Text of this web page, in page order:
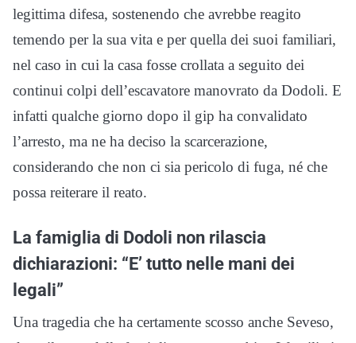
legittima difesa, sostenendo che avrebbe reagito
temendo per la sua vita e per quella dei suoi familiari,
nel caso in cui la casa fosse crollata a seguito dei
continui colpi dell’escavatore manovrato da Dodoli. E
infatti qualche giorno dopo il gip ha convalidato
l’arresto, ma ne ha deciso la scarcerazione,
considerando che non ci sia pericolo di fuga, né che
possa reiterare il reato.
La famiglia di Dodoli non rilascia
dichiarazioni: “E’ tutto nelle mani dei
legali”
Una tragedia che ha certamente scosso anche Seveso,